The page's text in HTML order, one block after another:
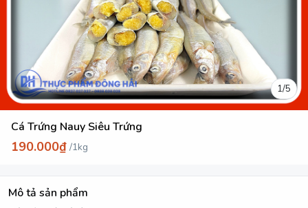
1/5
Cá Trứng Nauy Siêu Trứng
190.000₫ /1kg
Mô tả sản phẩm